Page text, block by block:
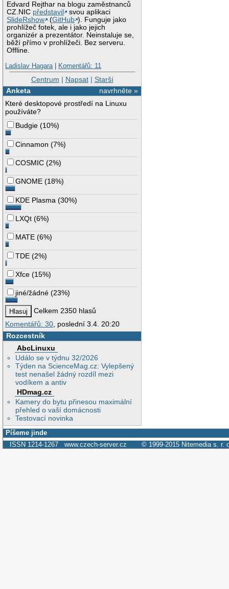
Edvard Rejthar na blogu zaměstnanců
CZ.NIC představil
svou aplikaci
SlideRshow
(GitHub ). Funguje jako
prohlížeč fotek, ale i jako jejich
organizér a prezentátor. Neinstaluje se,
běží přímo v prohlížeči. Bez serveru.
Offline.
Ladislav Hagara| Komentářů: 11
Centrum | Napsat| Starší
navrhněte »
Anketa
Které desktopové prostředí na Linuxu
používáte?
Budgie (10%)
Cinnamon (7%)
COSMIC (2%)
GNOME (18%)
KDE Plasma (30%)
LXQt (6%)
MATE (6%)
TDE (2%)
Xfce (15%)
jiné/žádné (23%)
Celkem 2350 hlasů
Komentářů: 30 , poslední 3.4. 20:20
Rozcestník
AbcLinuxu
Událo se v týdnu 32/2026
Týden na ScienceMag.cz: Vylepšený
test nenašel žádný rozdíl mezi
vodíkem a antiv
HDmag.cz
Kamery do bytu přinesou maximální
přehled o vaší domácnosti
Testovací novinka
Píšeme jinde
ISSN 1214-1267 www.czech-server.cz © 1999-2015 Nitemedia s. r.